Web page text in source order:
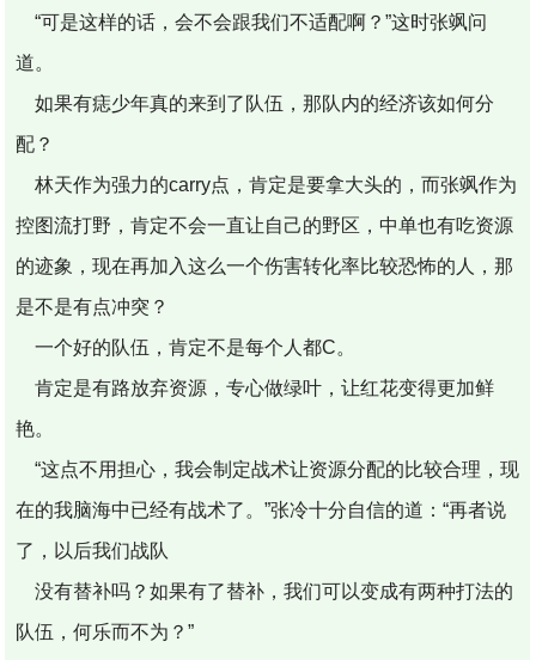
“可是这样的话，会不会跟我们不适配啊？”这时张飒问
道。
如果有痣少年真的来到了队伍，那队内的经济该如何分
配？
林天作为强力的carry点，肯定是要拿大头的，而张飒作为
控图流打野，肯定不会一直让自己的野区，中单也有吃资源
的迹象，现在再加入这么一个伤害转化率比较恐怖的人，那
是不是有点冲突？
一个好的队伍，肯定不是每个人都C。
肯定是有路放弃资源，专心做绿叶，让红花变得更加鲜
艳。
“这点不用担心，我会制定战术让资源分配的比较合理，现
在的我脑海中已经有战术了。”张冷十分自信的道：“再者说
了，以后我们战队
没有替补吗？如果有了替补，我们可以变成有两种打法的
队伍，何乐而不为？”